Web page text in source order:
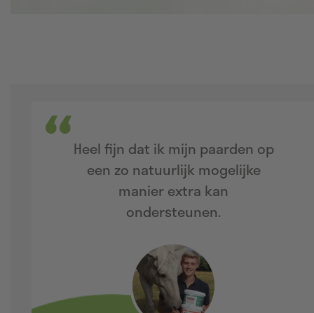
Heel fijn dat ik mijn paarden op
een zo natuurlijk mogelijke
manier extra kan
ondersteunen.